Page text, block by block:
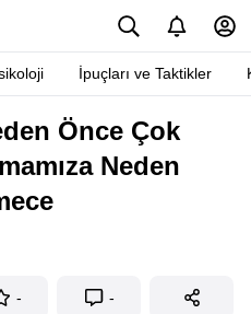
İpuçları ve Taktikler
Önce Çok
Neden
- -